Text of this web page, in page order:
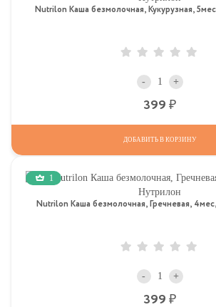
Nutrilon Каша безмолочная, Кукурузная,
- +
399
ДОБАВИТЬ В КОРЗИНУ
1
Nutrilon Каша безмолочная, Гречневая,
- +
399